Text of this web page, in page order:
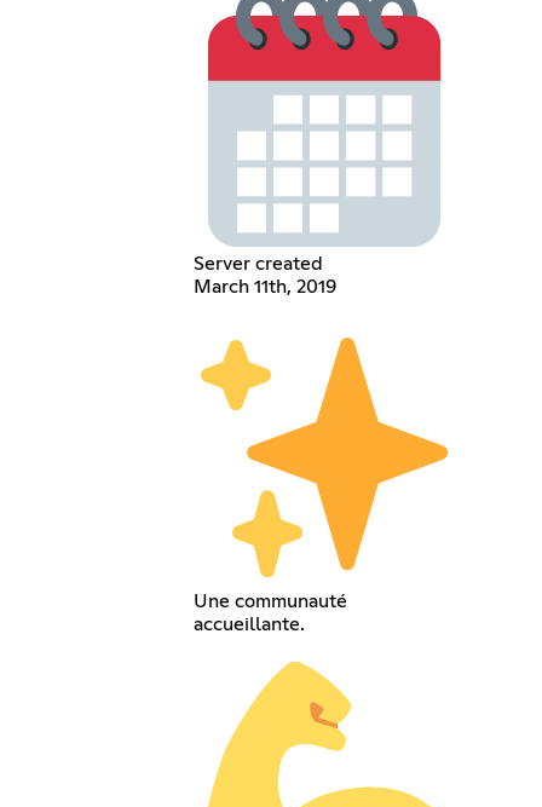
Server created
March 11th, 2019
Une communauté
accueillante.